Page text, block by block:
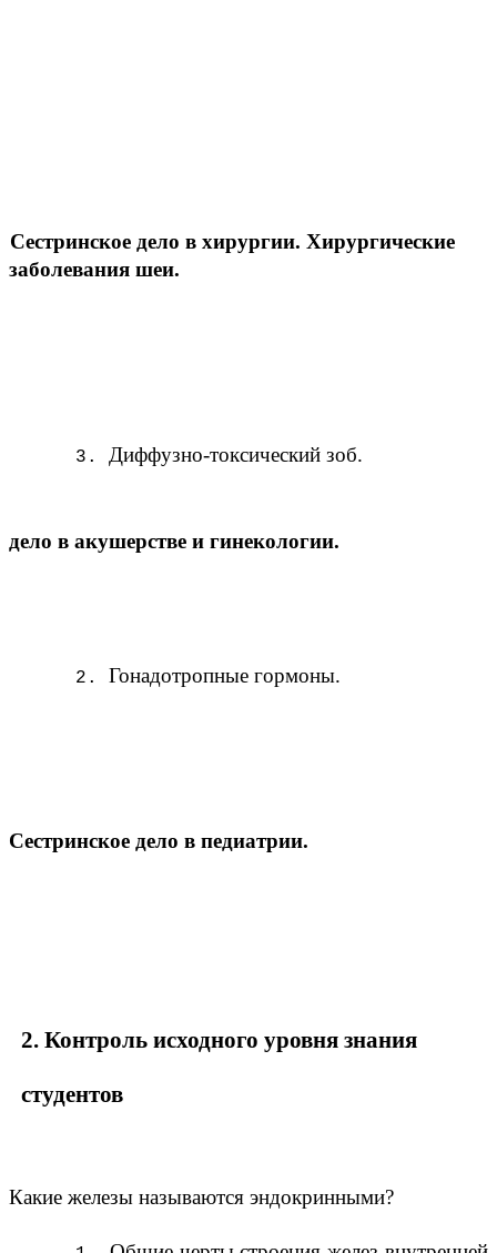
Сестринское дело в хирургии. Хирургические
заболевания шеи.
Диффузно-токсический зоб.
дело в акушерстве и гинекологии.
Гонадотропные гормоны.
Сестринское дело в педиатрии.
2. Контроль исходного уровня знания
студентов
Какие железы называются эндокринными?